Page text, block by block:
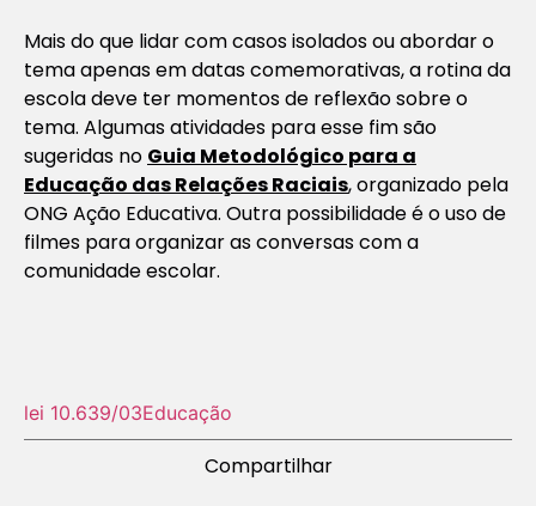
Mais do que lidar com casos isolados ou abordar o
tema apenas em datas comemorativas, a rotina da
escola deve ter momentos de reflexão sobre o
tema. Algumas atividades para esse fim são
sugeridas no Guia Metodológico para a
Educação das Relações Raciais, organizado pela
ONG Ação Educativa. Outra possibilidade é o uso de
filmes para organizar as conversas com a
comunidade escolar.
lei 10.639/03Educação
Compartilhar